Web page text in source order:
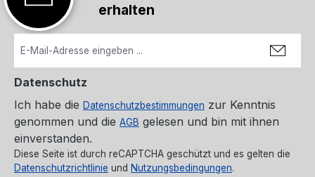
erhalten
Datenschutz
Ich habe die Datenschutzbestimmungen zur Kenntnis
genommen und die AGB gelesen und bin mit ihnen
einverstanden.
Diese Seite ist durch reCAPTCHA geschützt und es gelten die
Datenschutzrichtlinie und Nutzungsbedingungen.